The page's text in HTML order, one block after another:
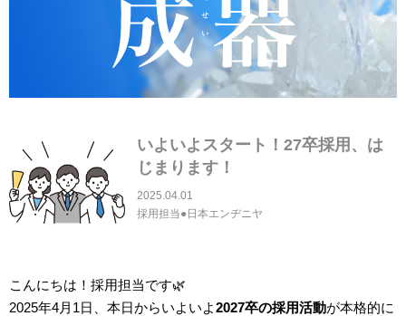
いよいよスタート！27卒採用、は
じまります！
2025.04.01
採用担当●日本エンヂニヤ
こんにちは！採用担当です🌿
2025年4月1日、本日からいよいよ2027卒の採用活動が本格的に